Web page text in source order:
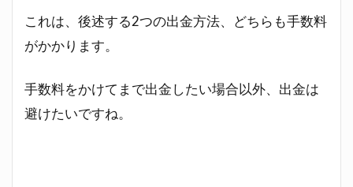
LINE
残高
金・
これは、後述する2つの出金方法、どちらも手数料
がかかります。
手数料をかけてまで出金したい場合以外、出金は
避けたいですね。